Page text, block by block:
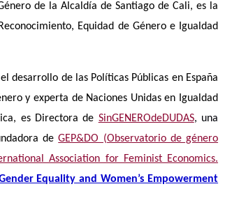
de la Alcaldía de Santiago de Cali, es la
Equidad de Género e Igualdad
de las Políticas Públicas en España
y experta de Naciones Unidas en Igualdad
es Directora de SinGENEROdeDUDAS, una
de GEP&DO (Observatorio de género
Association for Feminist Economics.
Equality and Women’s Empowerment